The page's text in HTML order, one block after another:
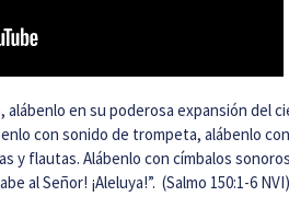
alábenlo en su poderosa expansión del
con sonido de trompeta, alábenlo
y flautas. Alábenlo con címbalos
al Señor! ¡Aleluya!”. (Salmo 150:1-6 NVI)